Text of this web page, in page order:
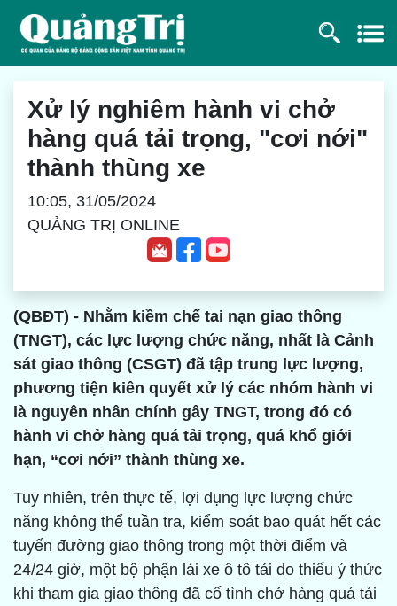
Xử lý nghiêm hành vi chở
hàng quá tải trọng, "cơi nới"
thành thùng xe
10:05, 31/05/2024
QUẢNG TRỊ ONLINE
(QBĐT) - Nhằm kiềm chế tai nạn giao thông
(TNGT), các lực lượng chức năng, nhất là Cảnh
sát giao thông (CSGT) đã tập trung lực lượng,
phương tiện kiên quyết xử lý các nhóm hành vi
là nguyên nhân chính gây TNGT, trong đó có
hành vi chở hàng quá tải trọng, quá khổ giới
hạn, “cơi nới” thành thùng xe.
Tuy nhiên, trên thực tế, lợi dụng lực lượng chức
năng không thể tuần tra, kiểm soát bao quát hết các
tuyến đường giao thông trong một thời điểm và
24/24 giờ, một bộ phận lái xe ô tô tải do thiếu ý thức
khi tham gia giao thông đã cố tình chở hàng quá tải